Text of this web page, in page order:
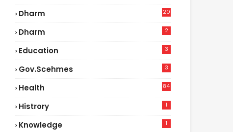
Dharm 20
Dharm 2
Education 3
Gov.scehmes 3
Health
84
Histrory 1
Knowledge 1